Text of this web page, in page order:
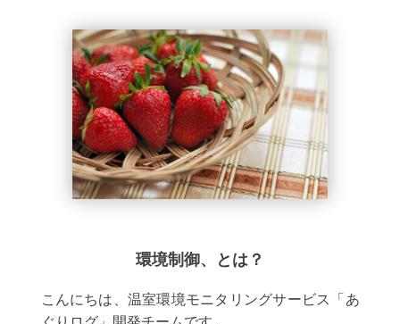
環境制御、とは？
こんにちは、温室環境モニタリングサービス「あ